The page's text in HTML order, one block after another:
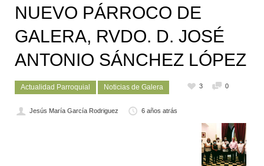
NUEVO PÁRROCO DE
GALERA, RVDO. D. JOSÉ
ANTONIO SÁNCHEZ LÓPEZ
Actualidad Parroquial Noticias de Galera 3 0
Jesús María García Rodriguez 6 años atrás